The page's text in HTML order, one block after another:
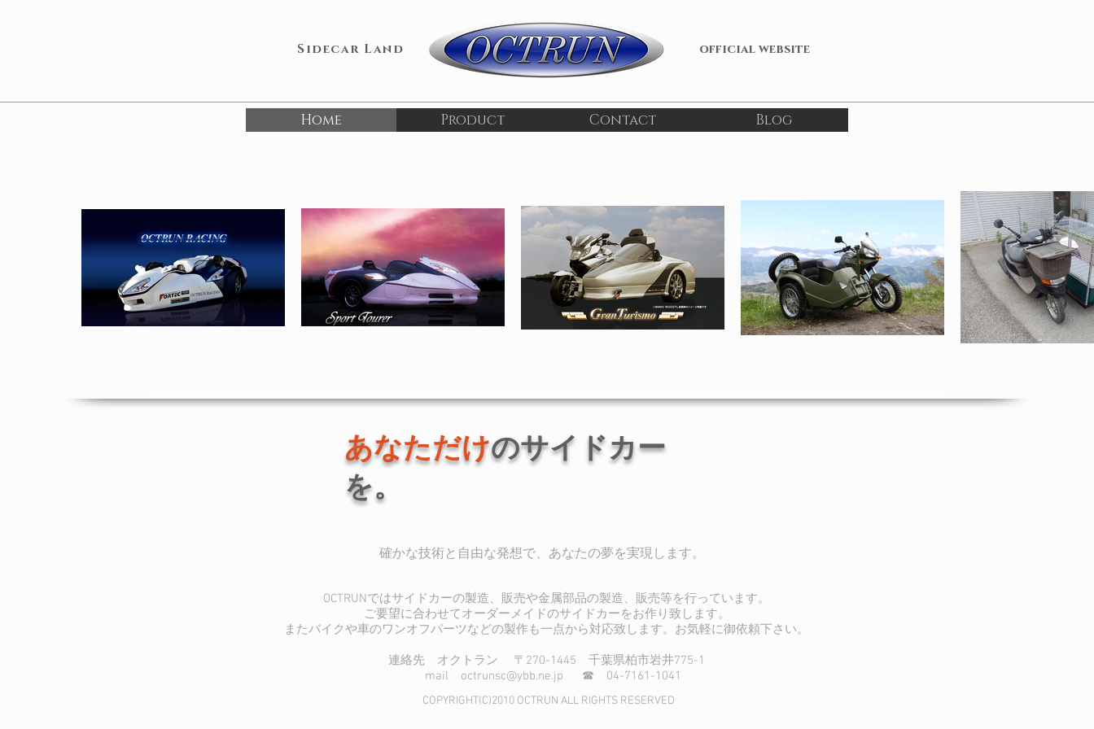
Home Product Contact Blog
​Sidecar Land ​official website
あなただけのサイドカー
を。
​確かな技術と自由な発想で、あなたの夢を実現します。
OCTRUNではサイドカーの製造、販売や金属部品の製造、販売等を行っています。
ご要望に合わせてオーダーメイドのサイドカーをお作り致します。
またバイクや車のワンオフパーツなどの製作も一点から対応致します。お気軽に御依頼下さい。
連絡先 オクトラン 〒270-1445 千葉県柏市岩井775-1
mail octrunsc@ybb.ne.jp ☎ 04-7161-1041
COPYRIGHT(C)2010 OCTRUN ALL RIGHTS RESERVED